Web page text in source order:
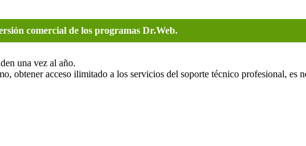
comercial de los programas Dr.Web.
una vez al año.
obtener acceso ilimitado a los servicios del soporte técnico profesional, es